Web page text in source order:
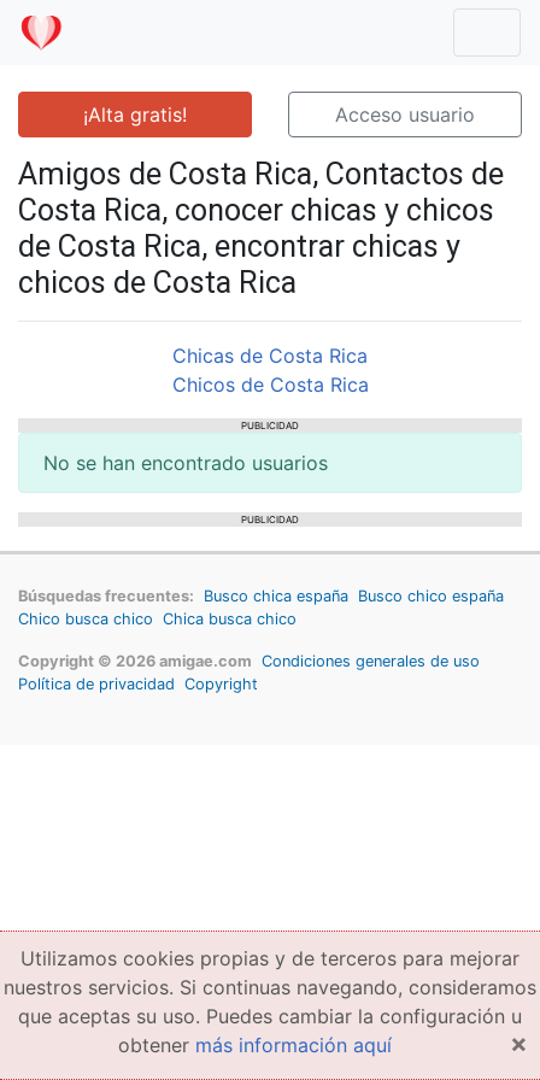
¡Alta gratis! Acceso usuario
Amigos de Costa Rica, Contactos de
Costa Rica, conocer chicas y chicos
de Costa Rica, encontrar chicas y
chicos de Costa Rica
Chicas de Costa Rica
Chicos de Costa Rica
PUBLICIDAD
No se han encontrado usuarios
PUBLICIDAD
Búsquedas frecuentes: Busco chica españa Busco chico españa
Chico busca chico Chica busca chico
Copyright © 2026 amigae.com Condiciones generales de uso
Política de privacidad Copyright
Utilizamos cookies propias y de terceros para mejorar
nuestros servicios. Si continuas navegando, consideramos
que aceptas su uso. Puedes cambiar la configuración u
obtener más información aquí ×